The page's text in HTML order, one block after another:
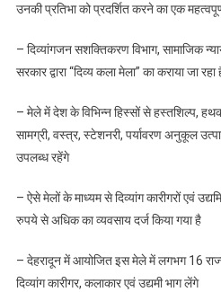
उनकी प्रतिभा को प्रदर्शित करने का एक
– दिव्यांगजन सशक्तिकरण विभाग, सामाजिक
सरकार द्वारा “दिव्य कला मेला” का कराया जा
– मेले में देश के विभिन्न हिस्सों से हस्तशिल्प,
सामग्री, वस्त्र, स्टेशनरी, पर्यावरण अनुकूल
उपलब्ध रहेंगे
– ऐसे मेलों के माध्यम से दिव्यांग कारीगरों एवं
रुपये से अधिक का व्यवसाय दर्ज किया गया है
– देहरादून में आयोजित इस मेले में लगभग 16
दिव्यांग कारीगर, कलाकार एवं उद्यमी भाग लेंगे